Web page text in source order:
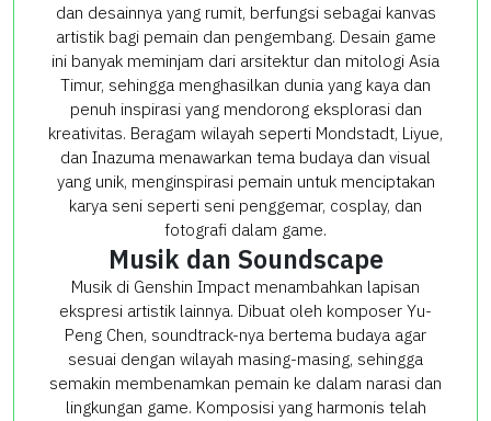
dan desainnya yang rumit, berfungsi sebagai kanvas
artistik bagi pemain dan pengembang. Desain game
ini banyak meminjam dari arsitektur dan mitologi Asia
Timur, sehingga menghasilkan dunia yang kaya dan
penuh inspirasi yang mendorong eksplorasi dan
kreativitas. Beragam wilayah seperti Mondstadt, Liyue,
dan Inazuma menawarkan tema budaya dan visual
yang unik, menginspirasi pemain untuk menciptakan
karya seni seperti seni penggemar, cosplay, dan
fotografi dalam game.
Musik dan Soundscape
Musik di Genshin Impact menambahkan lapisan
ekspresi artistik lainnya. Dibuat oleh komposer Yu-
Peng Chen, soundtrack-nya bertema budaya agar
sesuai dengan wilayah masing-masing, sehingga
semakin membenamkan pemain ke dalam narasi dan
lingkungan game. Komposisi yang harmonis telah